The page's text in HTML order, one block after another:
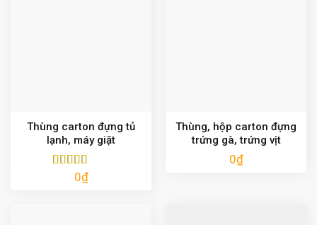
Thùng carton đựng tủ
lạnh, máy giặt
Được xếp
0₫
Thùng, hộp carton đựng
trứng gà, trứng vịt
0₫